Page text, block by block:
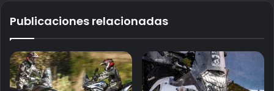
Publicaciones relacionadas